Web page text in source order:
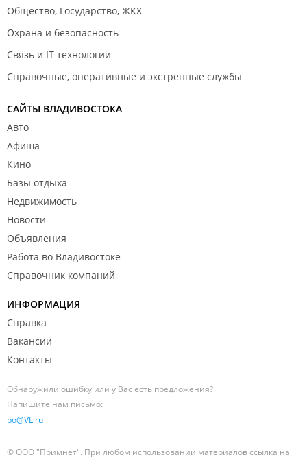
Общество, Государство, ЖКХ
Охрана и безопасность
Связь и IT технологии
Справочные, оперативные и экстренные службы
САЙТЫ ВЛАДИВОСТОКА
Авто
Афиша
Кино
Базы отдыха
Недвижимость
Новости
Объявления
Работа во Владивостоке
Справочник компаний
ИНФОРМАЦИЯ
Справка
Вакансии
Контакты
Обнаружили ошибку или у Вас есть предложения?
Напишите нам письмо:
bo@VL.ru
© ООО "Примнет". При любом использовании материалов ссылка на